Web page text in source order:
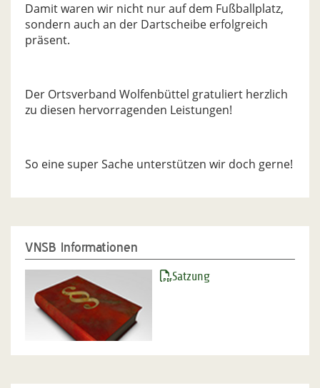
Damit waren wir nicht nur auf dem Fußballplatz,
sondern auch an der Dartscheibe erfolgreich
präsent.
Der Ortsverband Wolfenbüttel gratuliert herzlich
zu diesen hervorragenden Leistungen!
So eine super Sache unterstützen wir doch gerne!
VNSB Informationen
Satzung